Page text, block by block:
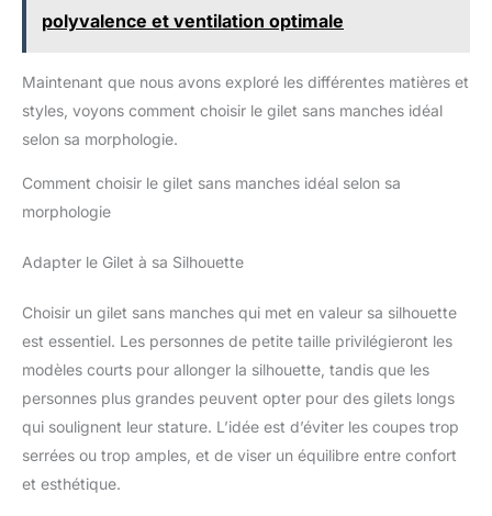
polyvalence et ventilation optimale
Maintenant que nous avons exploré les différentes matières et
styles, voyons comment choisir le gilet sans manches idéal
selon sa morphologie.
Comment choisir le gilet sans manches idéal selon sa
morphologie
Adapter le Gilet à sa Silhouette
Choisir un gilet sans manches qui met en valeur sa silhouette
est essentiel. Les personnes de petite taille privilégieront les
modèles courts pour allonger la silhouette, tandis que les
personnes plus grandes peuvent opter pour des gilets longs
qui soulignent leur stature. L’idée est d’éviter les coupes trop
serrées ou trop amples, et de viser un équilibre entre confort
et esthétique.